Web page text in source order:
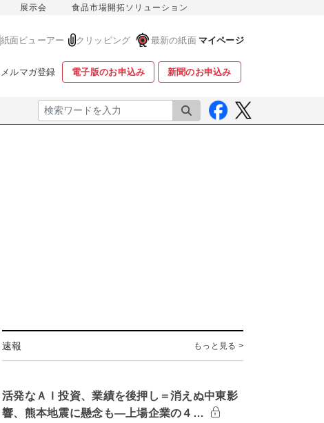
展示会 食品市場開拓ソリューション
紙面ビューアー クリッピング 最新の紙面 マイページ
メルマガ登録 電子版のお申込み 新聞のお申込み
検索
速報 もっと見る >
活発なＡＩ投資、業績を後押し＝消えぬ中東影
響、熊本地震に懸念も―上場企業の４…